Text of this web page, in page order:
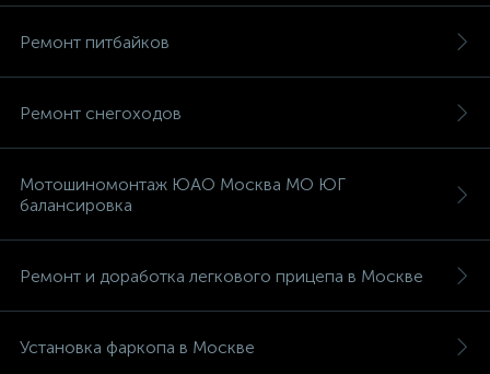
Ремонт питбайков
Ремонт снегоходов
Мотошиномонтаж ЮАО Москва МО ЮГ
балансировка
Ремонт и доработка легкового прицепа в Москве
Установка фаркопа в Москве